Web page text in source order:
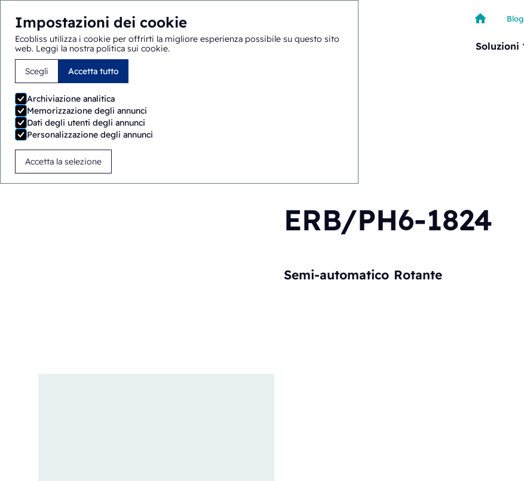
Impostazioni dei cookie
Ecobliss utilizza i cookie per offrirti la migliore esperienza possibile su questo sito
web. Leggi la nostra politica sui cookie.
Scegli Accetta tutto
Archiviazione analitica
Memorizzazione degli annunci
Dati degli utenti degli annunci
Personalizzazione degli annunci
Accetta la selezione
Soluzioni
Blog
Sei qui: Home > Soluzioni
ERB/PH6-1824
Semi-automatico Rotante